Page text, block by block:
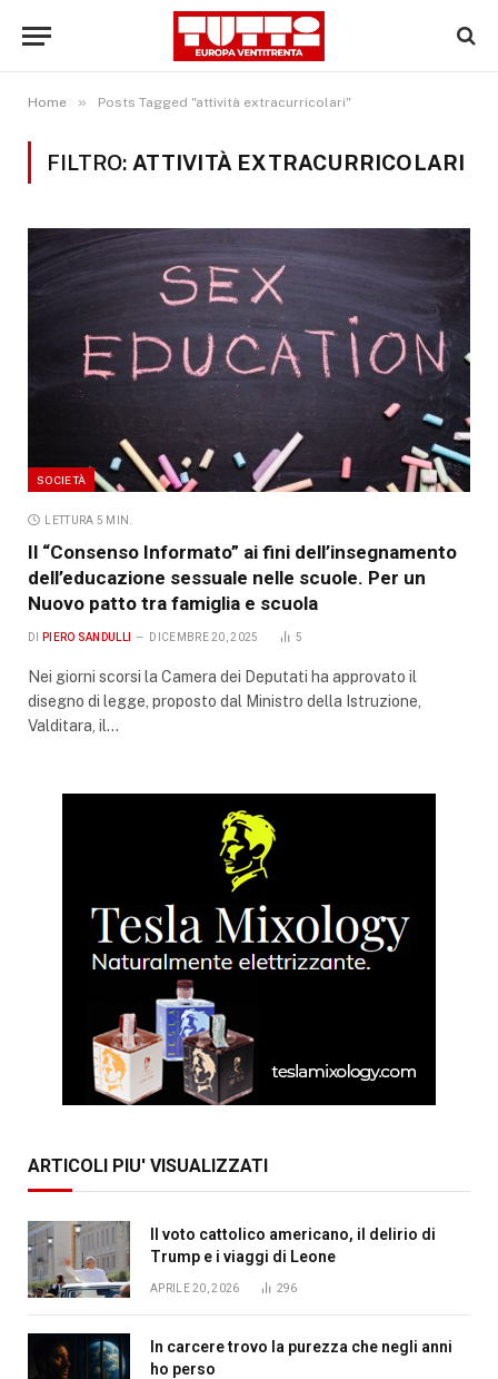
Home » Posts Tagged "attività extracurricolari"
FILTRO: ATTIVITÀ EXTRACURRICOLARI
SOCIETÀ
LETTURA 5 MIN.
Il “Consenso Informato” ai fini dell’insegnamento
dell’educazione sessuale nelle scuole. Per un
Nuovo patto tra famiglia e scuola
DI PIERO SANDULLI DICEMBRE 20, 2025 5
Nei giorni scorsi la Camera dei Deputati ha approvato il
disegno di legge, proposto dal Ministro della Istruzione,
Valditara, il…
ARTICOLI PIU' VISUALIZZATI
Il voto cattolico americano, il delirio di
Trump e i viaggi di Leone
APRILE 20, 2026 296
In carcere trovo la purezza che negli anni
ho perso